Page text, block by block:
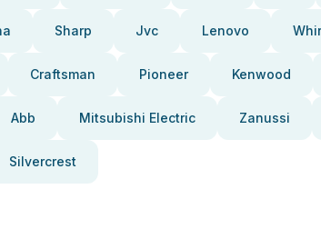
Sharp Jvc Lenovo
Craftsman Pioneer Kenwood
Abb Mitsubishi Electric Zanussi
Silvercrest